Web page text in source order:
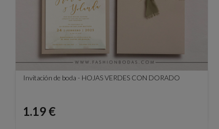
Invitación de boda - HOJAS VERDES CON DORADO
Precio
1.19 €